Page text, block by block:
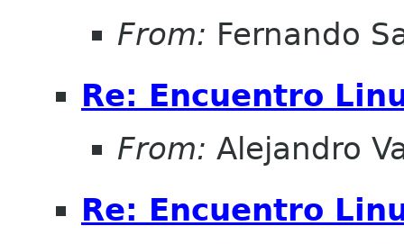
From: Fernando
Re: Encuentro
From: Alejandro
Re: Encuentro